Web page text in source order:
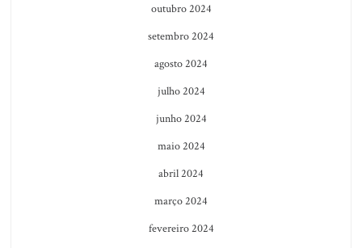
outubro 2024
setembro 2024
agosto 2024
julho 2024
junho 2024
maio 2024
abril 2024
março 2024
fevereiro 2024